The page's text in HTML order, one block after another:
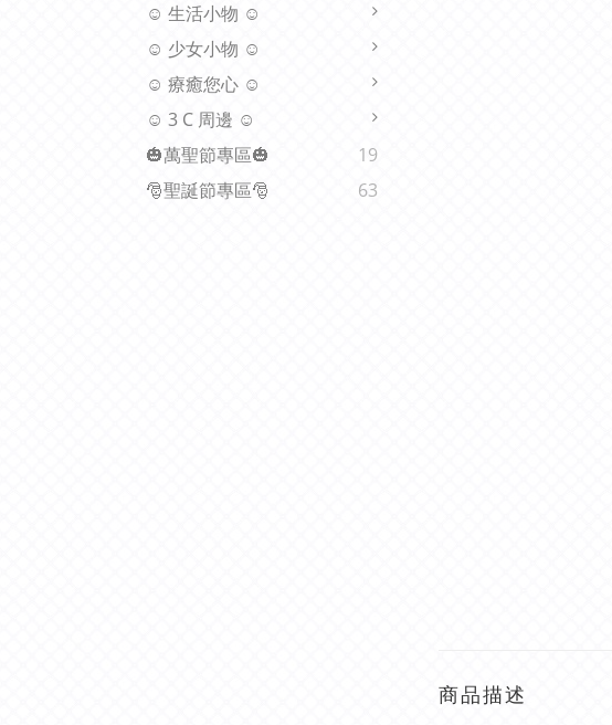
☺ 生活小物 ☺
☺ 少女小物 ☺
☺ 療癒您心 ☺
☺ 3 C 周邊 ☺
🎃萬聖節專區🎃
19
🎅聖誕節專區🎅
63
商品描述